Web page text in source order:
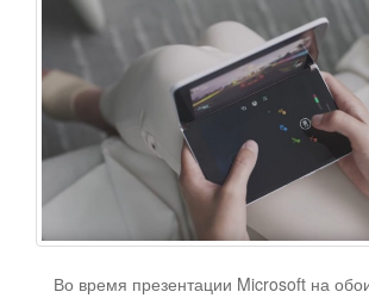
Во время презентации Microsoft на